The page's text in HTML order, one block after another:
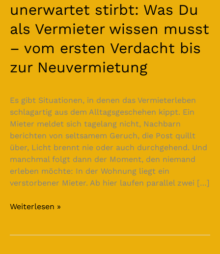
unerwartet stirbt: Was Du
als Vermieter wissen musst
– vom ersten Verdacht bis
zur Neuvermietung
Es gibt Situationen, in denen das Vermieterleben
schlagartig aus dem Alltagsgeschehen kippt. Ein
Mieter meldet sich tagelang nicht, Nachbarn
berichten von seltsamem Geruch, die Post quillt
über, Licht brennt nie oder auch durchgehend. Und
manchmal folgt dann der Moment, den niemand
erleben möchte: In der Wohnung liegt ein
verstorbener Mieter. Ab hier laufen parallel zwei […]
Neuvermietung
Weiterlesen »